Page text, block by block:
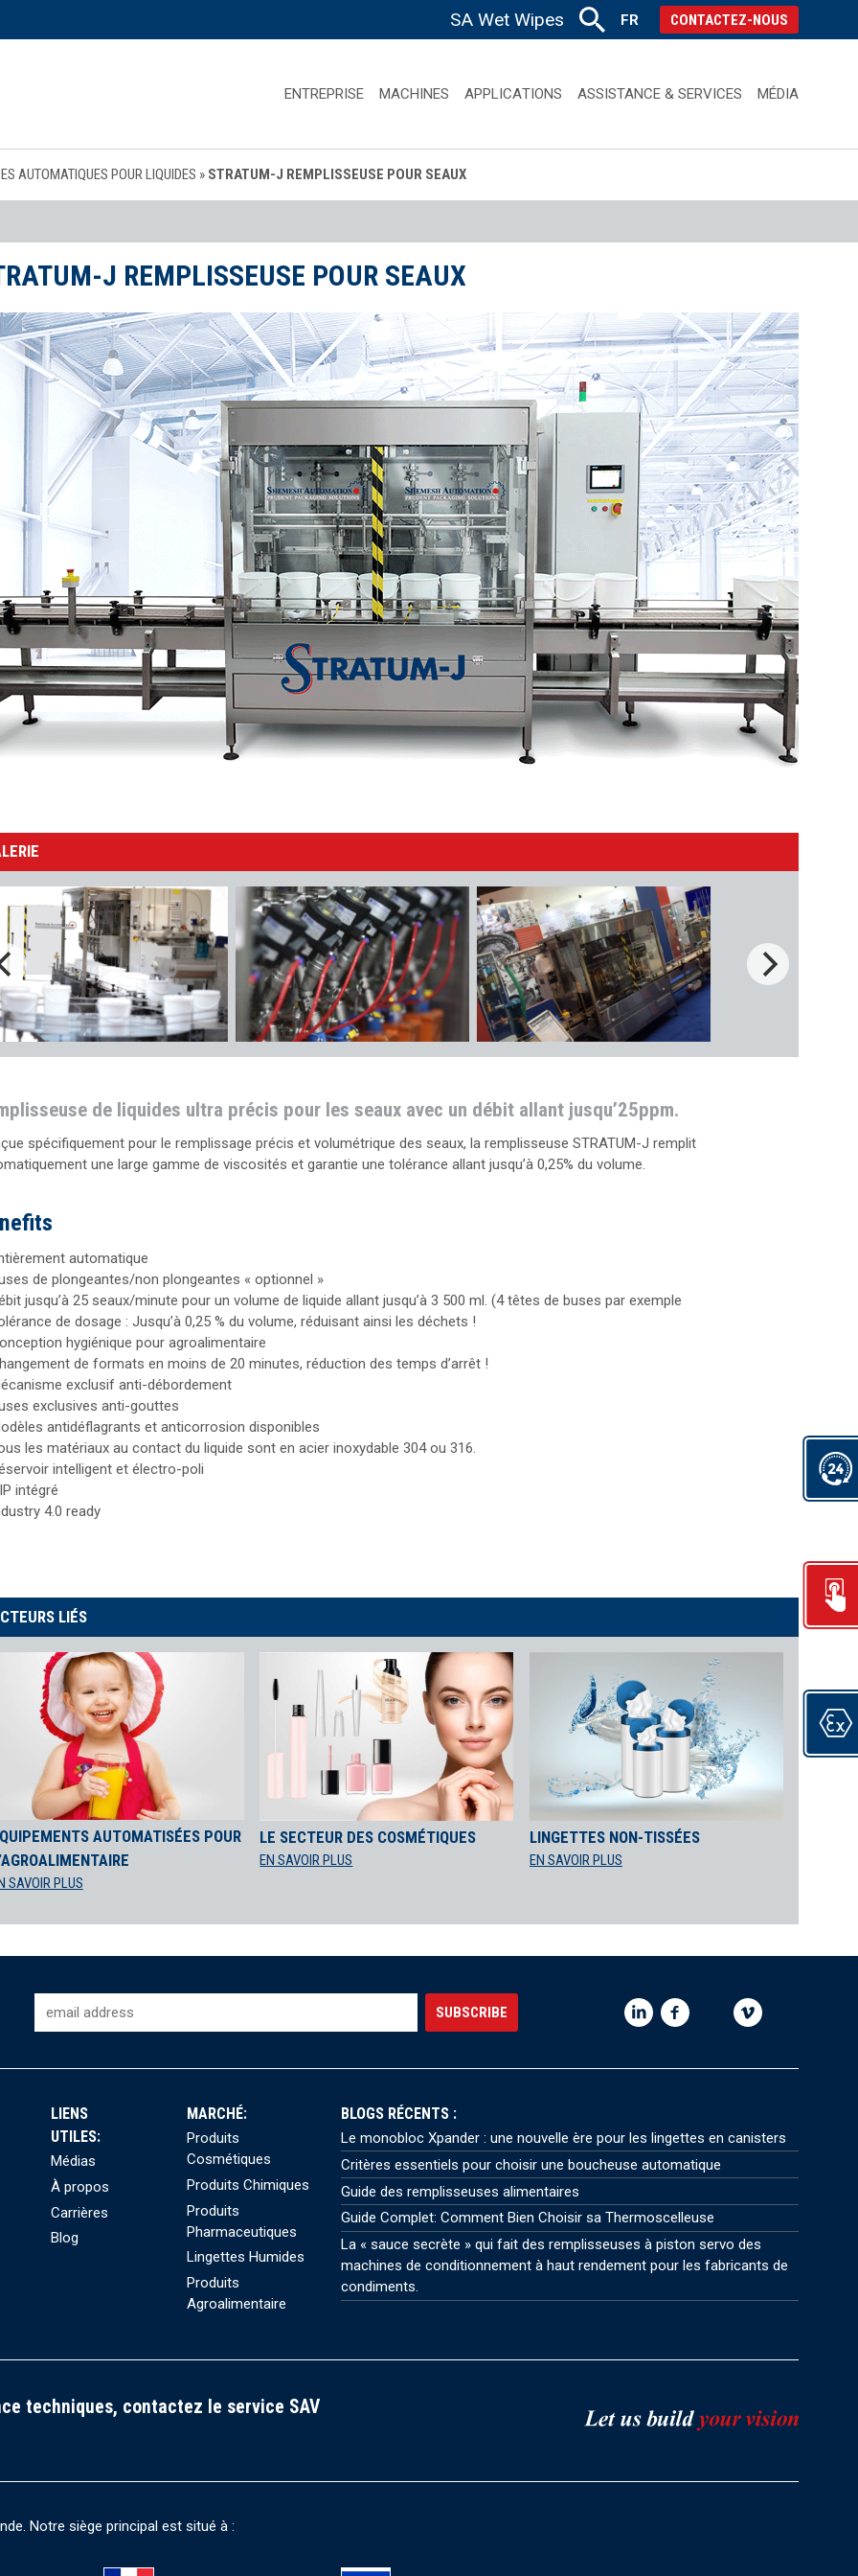
SA Wet Wipes FR CONTACTEZ-NOUS
ENTREPRISE MACHINES APPLICATIONS ASSISTANCE & SERVICES MÉDIA
AUTOMATIQUES POUR LIQUIDES » STRATUM-J REMPLISSEUSE POUR SEAUX
J REMPLISSEUSE POUR SEAUX
de liquides ultra précis pour les seaux avec un débit allant jusqu’25ppm.
spécifiquement pour le remplissage précis et volumétrique des seaux, la remplisseuse STRATUM-J remplit
une large gamme de viscosités et garantie une tolérance allant jusqu’à 0,25% du volume.
automatique
de plongeantes/non plongeantes « optionnel »
jusqu’à 25 seaux/minute pour un volume de liquide allant jusqu’à 3 500 ml. (4 têtes de buses par exemple
de dosage : Jusqu’à 0,25 % du volume, réduisant ainsi les déchets !
hygiénique pour agroalimentaire
de formats en moins de 20 minutes, réduction des temps d’arrêt !
exclusif anti-débordement
exclusives anti-gouttes
antidéflagrants et anticorrosion disponibles
les matériaux au contact du liquide sont en acier inoxydable 304 ou 316.
intelligent et électro-poli
intégré
4.0 ready
LIÉS
AUTOMATISÉES POUR
SAVOIR PLUS
LE SECTEUR DES COSMÉTIQUES
EN SAVOIR PLUS
LINGETTES NON-TISSÉES
EN SAVOIR PLUS
LIENS
UTILES:
Médias
À propos
Carrières
Blog
MARCHÉ:
Produits
Cosmétiques
Produits Chimiques
Produits
Pharmaceutiques
Lingettes Humides
Produits
Agroalimentaire
BLOGS RÉCENTS :
Le monobloc Xpander : une nouvelle ère pour les lingettes en canisters
Critères essentiels pour choisir une boucheuse automatique
Guide des remplisseuses alimentaires
Guide Complet: Comment Bien Choisir sa Thermoscelleuse
La « sauce secrète » qui fait des remplisseuses à piston servo des
machines de conditionnement à haut rendement pour les fabricants de
condiments.
techniques, contactez le service SAV
Notre siège principal est situé à :